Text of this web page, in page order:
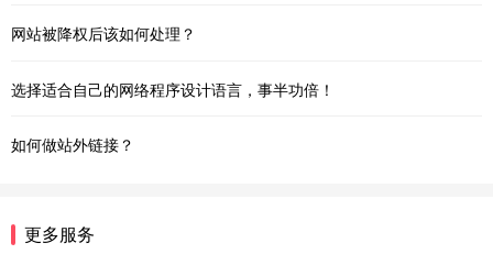
网站被降权后该如何处理？
选择适合自己的网络程序设计语言，事半功倍！
如何做站外链接？
更多服务